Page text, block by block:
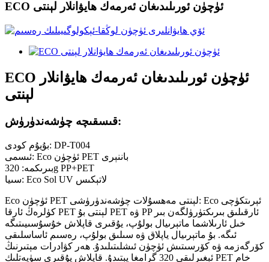
ECO ئۈچۈن ئورىلىدىغان ئەرمەك ھايۋانلار لېنتى
ECO ئۈچۈن ئورىلىدىغان ئەرمەك ھايۋانلار
لېنتى
قىسقىچە چۈشەندۈرۈش:
بۇيۇم كودى: DP-T004
ئىسمى: Eco ئۈچۈن PET باننېرى
بىرىكمە: 320g PP+PET
سىيا: Eco Sol UV لاتېكىس
Eco ئۈچۈن PET لېنتى مەھسۇلات چۈشەندۈرۈشى: Eco ئېرىتكۈچى
كۈلرەڭ ئارقا PET لېنتى بۇ PET ۋە PP ئارقىلىق بىرىكتۈرۈلگەن بىر
خىل ئارىلاشما ماتېرىيال بولۇپ، يۇقىرى قاپلاش خۇسۇسىيىتىگە
ئىگە. بۇ ماتېرىيال ياپلاق ۋە سىلىق بولۇپ، رەسىم ئاساسلىقى
كۆرگەزمە ۋە كۆرسىتىش ئۈچۈن ئىشلىتىلىدۇ. ھەر كۋادرات مېتىرنىڭ
ئېغىرلىقى 320 گرامغا يېتىدۇ. قاپلاش يۇقىرى سۈپەتلىك PET خام